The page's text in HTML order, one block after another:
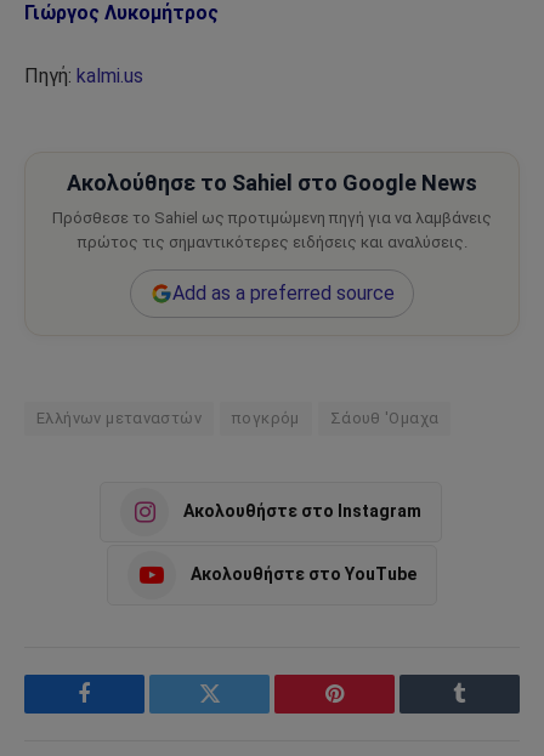
Γιώργος Λυκομήτρος
Πηγή: kalmi.us
Ακολούθησε το Sahiel στο Google News
Πρόσθεσε το Sahiel ως προτιμώμενη πηγή για να λαμβάνεις
πρώτος τις σημαντικότερες ειδήσεις και αναλύσεις.
Add as a preferred source
Ελλήνων μεταναστών πογκρόμ Σάουθ 'Ομαχα
Ακολουθήστε στο Instagram
Ακολουθήστε στο YouTube
Facebook Twitter Pinterest Tumblr